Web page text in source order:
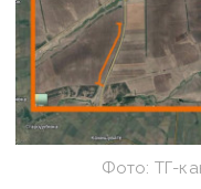
Фото: ТГ-